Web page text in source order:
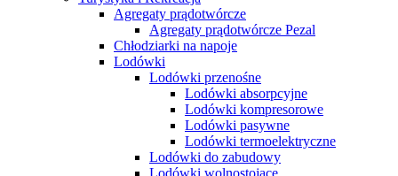
Agregaty prądotwórcze
Agregaty prądotwórcze Pezal
Chłodziarki na napoje
Lodówki
Lodówki przenośne
Lodówki absorpcyjne
Lodówki kompresorowe
Lodówki pasywne
Lodówki termoelektryczne
Lodówki do zabudowy
Lodówki wolnostojące